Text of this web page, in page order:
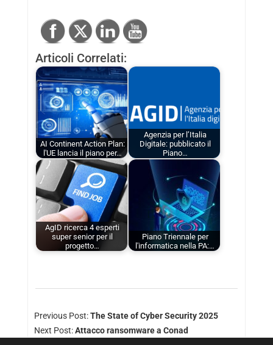
Articoli Correlati:
AI Continent Action Plan:
l'UE lancia il piano per…
Agenzia per l’Italia
Digitale: pubblicato il
Piano…
AgID ricerca 4 esperti
super senior per il
progetto…
Piano Triennale per
l'informatica nella PA:…
Previous Post:The State of Cyber Security 2025
Next Post:Attacco ransomware a Conad